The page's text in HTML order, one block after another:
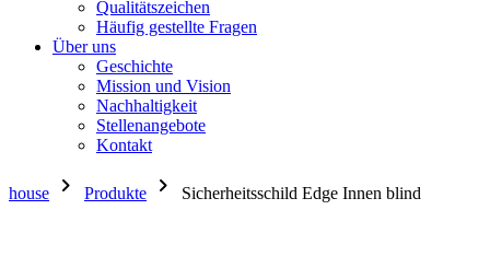
Qualitätszeichen
Häufig gestellte Fragen
Über uns
Geschichte
Mission und Vision
Nachhaltigkeit
Stellenangebote
Kontakt
house chevron_right Produkte chevron_right Sicherheitsschild Edge Innen blind